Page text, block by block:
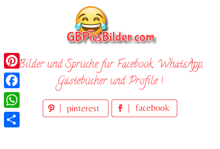
Bilder und Sprüche für Facebook, WhatsApp,
Gästebücher und Profile !
Pinterest
Facebook
WhatsApp